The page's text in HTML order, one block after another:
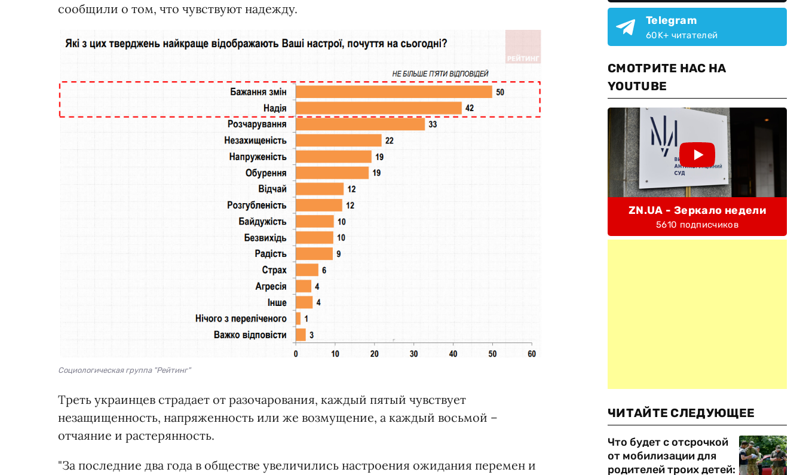
сообщили о том, что чувствуют надежду.
Социологическая группа "Рейтинг"
Треть украинцев страдает от разочарования, каждый пятый чувствует
незащищенность, напряженность или же возмущение, а каждый восьмой –
отчаяние и растерянность.
"За последние два года в обществе увеличились настроения ожидания перемен и
Telegram
60K+ читателей
СМОТРИТЕ НАС НА
YOUTUBE
ZN.UA - Зеркало недели
5610 подписчиков
ЧИТАЙТЕ СЛЕДУЮЩЕЕ
Что будет с отсрочкой
от мобилизации для
родителей троих детей: